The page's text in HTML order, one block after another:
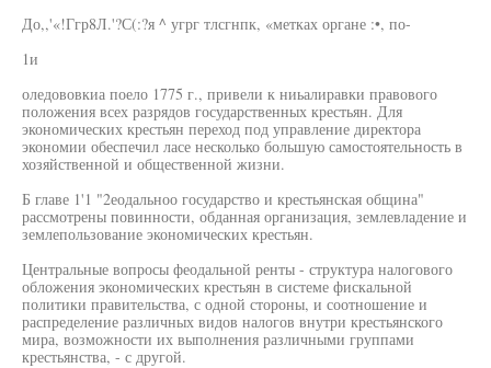
До,,'«!Ггр8Л.'?С(:?я ^ угрг тлсгнпк, «метках органе :•, по-
1и
оледововкиа поело 1775 г., привели к ниьалиравки правового
положения всех разрядов государственных крестьян. Для
экономических крестьян переход под управление директора
экономии обеспечил ласе несколько большую самостоятельность в
хозяйственной и общественной жизни.
Б главе 1'1 "2еодальноо государство и крестьянская община"
рассмотрены повинности, обданная организация, землевладение и
землепользование экономических крестьян.
Центральные вопросы феодальной ренты - структура налогового
обложения экономических крестьян в системе фискальной
политики правительства, с одной стороны, и соотношение и
распределение различных видов налогов внутри крестьянского
мира, возможности их выполнения различными группами
крестьянства, - с другой.